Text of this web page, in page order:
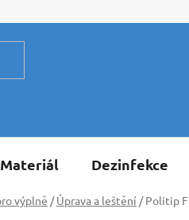
Materiál Dezinfekce
výplně / Úprava a leštění / Politip